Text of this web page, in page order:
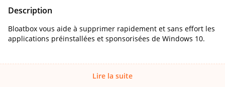
Description
Bloatbox vous aide à supprimer rapidement et sans effort les
applications préinstallées et sponsorisées de Windows 10.
Lire la suite